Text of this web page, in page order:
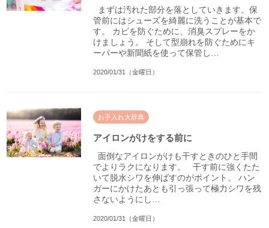
まずは汚れた部分を落としていきます。保
管前にはシューズを綺麗に洗うことが基本で
す。 カビを防ぐために、消臭スプレーをか
けましょう。 そして型崩れを防ぐためにキ
ーパーや新聞紙を使って保管し…
2020/01/31（金曜日）
お手入れ大辞典
アイロンがけをする前に
面倒なアイロンがけも干すときのひと手間
でよりラクになります。 干す前に強くたた
いて脱水シワを伸ばすのがポイント。 ハン
ガーにかけたあとも引っ張って極力シワを残
さないようにし…
2020/01/31（金曜日）